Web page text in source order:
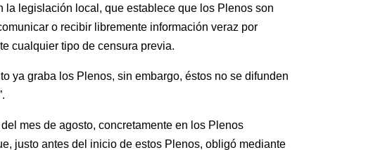
la legislación local, que establece que los Plenos son
o recibir libremente información veraz por
cualquier tipo de censura previa.
ya graba los Plenos, sin embargo, éstos no se difunden
mes de agosto, concretamente en los Plenos
justo antes del inicio de estos Plenos, obligó mediante